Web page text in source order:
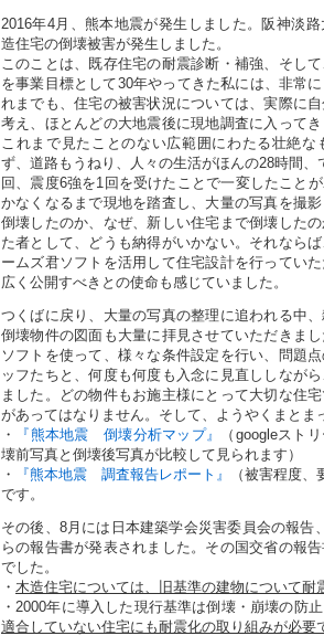
2016年4月、熊本地震が発生しました。阪神淡
造住宅の倒壊被害が発生しました。
このことは、既存住宅の耐震診断・補強、そし
を事業目標として30年やってきた私には、非常
れまでも、住宅の被害状況については、実際に
考え、ほとんどの大地震後に現地調査に入って
これまで見たことのない広範囲にわたる壮絶な
ず、道路もうねり、人々の生活がほんの28時間
回、震度6強を1回を受けたことで一変したこと
かなくなるまで現地を踏査し、大量の写真を撮
倒壊したのか、なぜ、新しい住宅まで倒壊した
た者として、どうも納得がいかない。それなら
ームズ君ソフトを活用して住宅設計を行ってい
広く公開すべきとの使命も感じていました。
つくばに戻り、大量の写真の整理に追われる中
倒壊物件の図面も大量に拝見させていただきま
ソフトを使って、様々な条件設定を行い、問題
ッフたちと、何度も何度も入念に見直ししなが
ました。どの物件もお施主様にとって大切な住
があってはなりません。そして、ようやくまとま
・
『熊本地震 倒壊分析マップ』
（googleスト
壊前写真と倒壊後写真が比較して見られます）
・
『熊本地震 調査報告レポート』
（被害程度
です。
その後、8月には日本建築学会災害委員会の報告
らの報告書が発表されました。その国交省の報
でした。
・ 木造住宅については、旧基準の建物について耐
・2000年に導入した現行基準は倒壊・崩壊の防
適合していない住宅にも耐震化の取り組みが必要